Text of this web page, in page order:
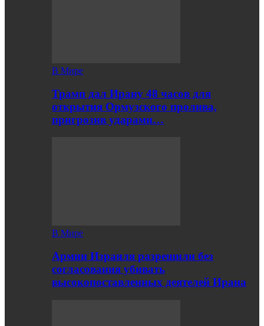
В Мире
Трамп дал Ирану 48 часов для
открытия Ормузского пролива,
пригрозив ударами…
В Мире
Армии Израиля разрешили без
согласования убивать
высокопоставленных деятелей Ирана